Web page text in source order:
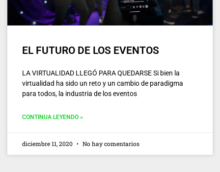
EL FUTURO DE LOS EVENTOS
LA VIRTUALIDAD LLEGÓ PARA QUEDARSE Si bien la
virtualidad ha sido un reto y un cambio de paradigma
para todos, la industria de los eventos
CONTINUA LEYENDO »
diciembre 11, 2020 No hay comentarios